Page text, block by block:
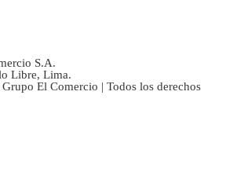
S.A.
Libre, Lima.
El Comercio | Todos los derechos